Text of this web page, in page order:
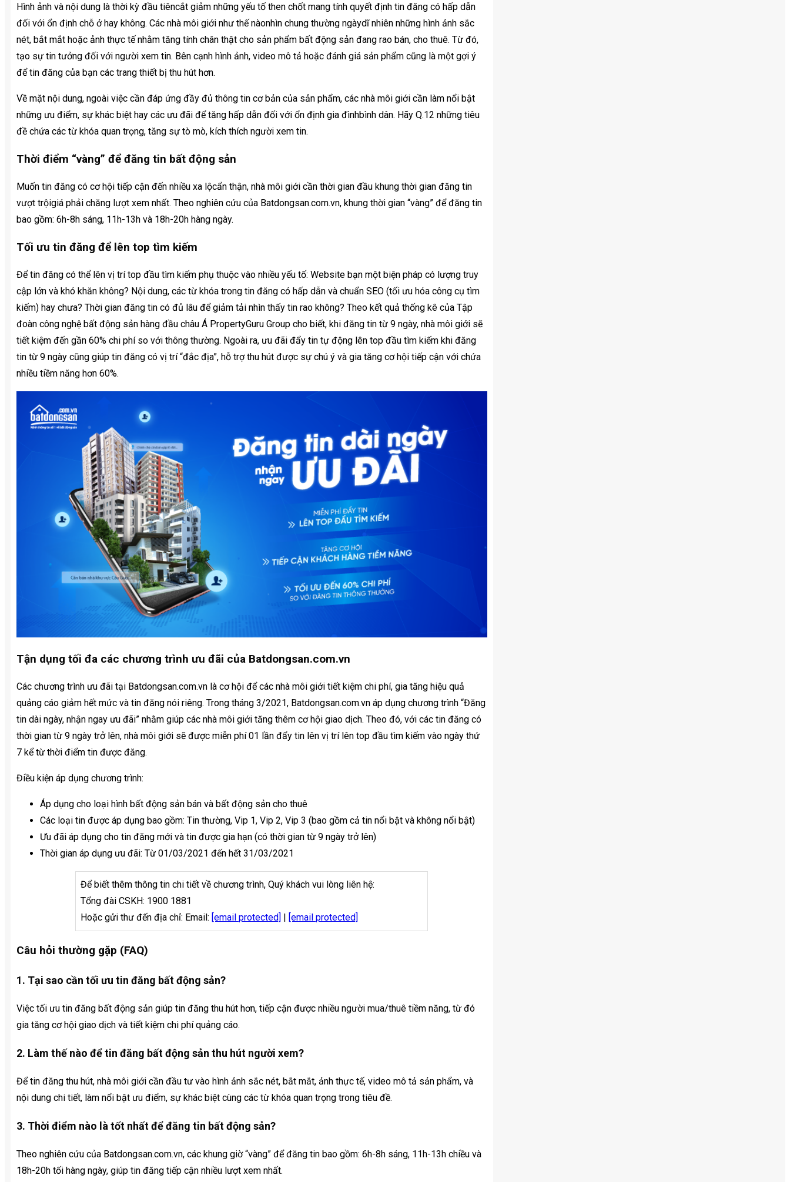
Hình ảnh và nội dung là thời kỳ đầu tiêncắt giảm những yếu tố then chốt mang tính quyết định tin đăng có hấp dẫn
đối với ổn định chỗ ở hay không. Các nhà môi giới như thế nàonhìn chung thường ngàydĩ nhiên những hình ảnh sắc
nét, bắt mắt hoặc ảnh thực tế nhằm tăng tính chân thật cho sản phẩm bất động sản đang rao bán, cho thuê. Từ đó,
tạo sự tin tưởng đối với người xem tin. Bên cạnh hình ảnh, video mô tả hoặc đánh giá sản phẩm cũng là một gợi ý
để tin đăng của bạn các trang thiết bị thu hút hơn.
Về mặt nội dung, ngoài việc cần đáp ứng đầy đủ thông tin cơ bản của sản phẩm, các nhà môi giới cần làm nổi bật
những ưu điểm, sự khác biệt hay các ưu đãi để tăng hấp dẫn đối với ổn định gia đìnhbình dân. Hãy Q.12 những tiêu
đề chứa các từ khóa quan trọng, tăng sự tò mò, kích thích người xem tin.
Thời điểm “vàng” để đăng tin bất động sản
Muốn tin đăng có cơ hội tiếp cận đến nhiều xa lộcẩn thận, nhà môi giới cần thời gian đầu khung thời gian đăng tin
vượt trộigiá phải chăng lượt xem nhất. Theo nghiên cứu của Batdongsan.com.vn, khung thời gian “vàng” để đăng tin
bao gồm: 6h-8h sáng, 11h-13h và 18h-20h hàng ngày.
Tối ưu tin đăng để lên top tìm kiếm
Để tin đăng có thể lên vị trí top đầu tìm kiếm phụ thuộc vào nhiều yếu tố: Website bạn một biện pháp có lượng truy
cập lớn và khó khăn không? Nội dung, các từ khóa trong tin đăng có hấp dẫn và chuẩn SEO (tối ưu hóa công cụ tìm
kiếm) hay chưa? Thời gian đăng tin có đủ lâu để giảm tải nhìn thấy tin rao không? Theo kết quả thống kê của Tập
đoàn công nghệ bất động sản hàng đầu châu Á PropertyGuru Group cho biết, khi đăng tin từ 9 ngày, nhà môi giới sẽ
tiết kiệm đến gần 60% chi phí so với thông thường. Ngoài ra, ưu đãi đẩy tin tự động lên top đầu tìm kiếm khi đăng
tin từ 9 ngày cũng giúp tin đăng có vị trí “đắc địa”, hỗ trợ thu hút được sự chú ý và gia tăng cơ hội tiếp cận với chứa
nhiều tiềm năng hơn 60%.
Tận dụng tối đa các chương trình ưu đãi của Batdongsan.com.vn
Các chương trình ưu đãi tại Batdongsan.com.vn là cơ hội để các nhà môi giới tiết kiệm chi phí, gia tăng hiệu quả
quảng cáo giảm hết mức và tin đăng nói riêng. Trong tháng 3/2021, Batdongsan.com.vn áp dụng chương trình “Đăng
tin dài ngày, nhận ngay ưu đãi” nhằm giúp các nhà môi giới tăng thêm cơ hội giao dịch. Theo đó, với các tin đăng có
thời gian từ 9 ngày trở lên, nhà môi giới sẽ được miễn phí 01 lần đẩy tin lên vị trí lên top đầu tìm kiếm vào ngày thứ
7 kể từ thời điểm tin được đăng.
Điều kiện áp dụng chương trình:
Áp dụng cho loại hình bất động sản bán và bất động sản cho thuê
Các loại tin được áp dụng bao gồm: Tin thường, Vip 1, Vip 2, Vip 3 (bao gồm cả tin nổi bật và không nổi bật)
Ưu đãi áp dụng cho tin đăng mới và tin được gia hạn (có thời gian từ 9 ngày trở lên)
Thời gian áp dụng ưu đãi: Từ 01/03/2021 đến hết 31/03/2021
Để biết thêm thông tin chi tiết về chương trình, Quý khách vui lòng liên hệ:
Tổng đài CSKH: 1900 1881
Hoặc gửi thư đến địa chỉ: Email: [email protected] | [email protected]
Câu hỏi thường gặp (FAQ)
1. Tại sao cần tối ưu tin đăng bất động sản?
Việc tối ưu tin đăng bất động sản giúp tin đăng thu hút hơn, tiếp cận được nhiều người mua/thuê tiềm năng, từ đó
gia tăng cơ hội giao dịch và tiết kiệm chi phí quảng cáo.
2. Làm thế nào để tin đăng bất động sản thu hút người xem?
Để tin đăng thu hút, nhà môi giới cần đầu tư vào hình ảnh sắc nét, bắt mắt, ảnh thực tế, video mô tả sản phẩm, và
nội dung chi tiết, làm nổi bật ưu điểm, sự khác biệt cùng các từ khóa quan trọng trong tiêu đề.
3. Thời điểm nào là tốt nhất để đăng tin bất động sản?
Theo nghiên cứu của Batdongsan.com.vn, các khung giờ “vàng” để đăng tin bao gồm: 6h-8h sáng, 11h-13h chiều và
18h-20h tối hàng ngày, giúp tin đăng tiếp cận nhiều lượt xem nhất.